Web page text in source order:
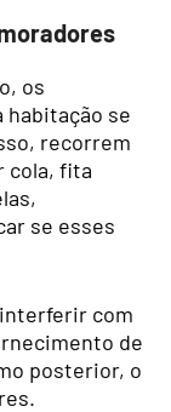
os
habitação se
recorrem
cola, fita
se esses
com
de
posterior, o